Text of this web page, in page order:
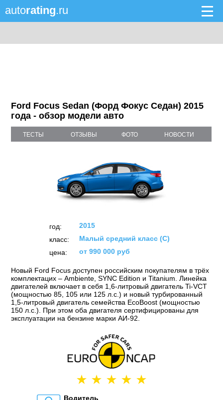
autorating.ru
Ford Focus Sedan (Форд Фокус Седан) 2015
года - обзор модели авто
ТЕСТЫ ОТЗЫВЫ ФОТО НОВОСТИ
год:
2015
класс:
Малый средний класс (C)
цена:
от 990 000 руб
Новый Ford Focus доступен российским покупателям в трёх
комплектацих – Ambiente, SYNC Edition и Titanium. Линейка
двигателей включает в себя 1,6-литровый двигатель Ti-VCT
(мощностью 85, 105 или 125 л.с.) и новый турбированный
1,5-литровый двигатель семейства EcoBoost (мощностью
150 л.с.). При этом оба двигателя сертифицированы для
эксплуатации на бензине марки АИ-92.
Водитель